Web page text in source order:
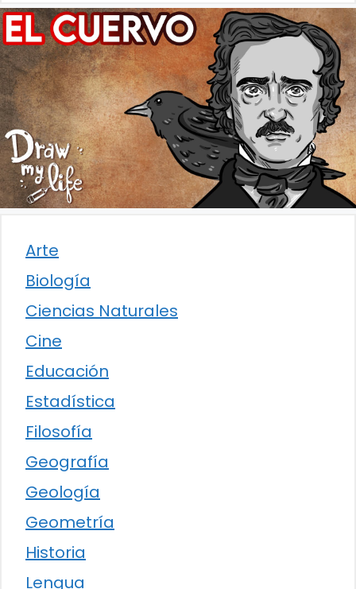
Arte
Biología
Ciencias Naturales
Cine
Educación
Estadística
Filosofía
Geografía
Geología
Geometría
Historia
Lengua